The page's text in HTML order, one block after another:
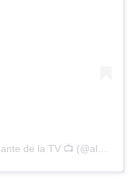
Una publicación compartida por Amante de la TV 📺 (@alguien_te_observa)